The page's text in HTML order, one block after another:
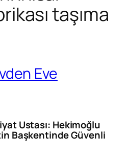
taşıma
Eve
Ustası: Hekimoğlu
Başkentinde Güvenli